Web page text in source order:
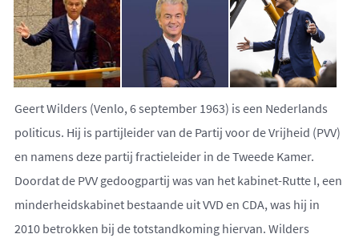
Geert Wilders (Venlo, 6 september 1963) is een Nederlands
politicus. Hij is partijleider van de Partij voor de Vrijheid (PVV)
en namens deze partij fractieleider in de Tweede Kamer.
Doordat de PVV gedoogpartij was van het kabinet-Rutte I, een
minderheidskabinet bestaande uit VVD en CDA, was hij in
2010 betrokken bij de totstandkoming hiervan. Wilders